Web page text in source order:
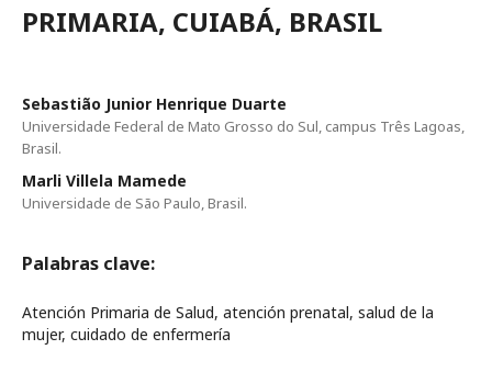
PRIMARIA, CUIABÁ, BRASIL
Sebastião Junior Henrique Duarte
Universidade Federal de Mato Grosso do Sul, campus Três Lagoas,
Brasil.
Marli Villela Mamede
Universidade de São Paulo, Brasil.
Palabras clave:
Atención Primaria de Salud, atención prenatal, salud de la
mujer, cuidado de enfermería